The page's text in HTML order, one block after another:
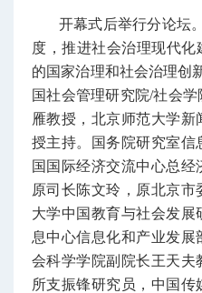
开幕式后举行分论坛
度，推进社会治理现代化
的国家治理和社会治理创
国社会管理研究院/社会
雁教授，北京师范大学
授主持。国务院研究室信
国国际经济交流中心总经
原司长陈文玲，原北京
大学中国教育与社会发
息中心信息化和产业发展
会科学学院副院长王天夫
所支振锋研究员，中国传